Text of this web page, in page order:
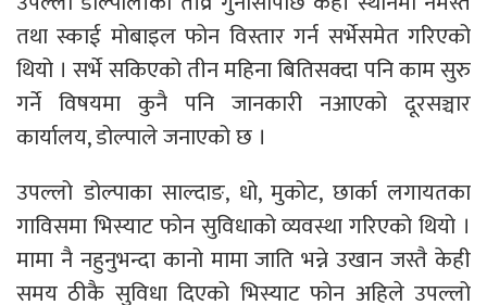
तथा स्काई मोबाइल फोन विस्तार गर्न सर्भेसमेत गरिएको
थियो । सर्भे सकिएको तीन महिना बितिसक्दा पनि काम सुरु
गर्ने विषयमा कुनै पनि जानकारी नआएको दूरसञ्चार
कार्यालय, डोल्पाले जनाएको छ ।
उपल्लो डोल्पाका साल्दाङ, धो, मुकोट, छार्का लगायतका
गाविसमा भिस्याट फोन सुविधाको व्यवस्था गरिएको थियो ।
मामा नै नहुनुभन्दा कानो मामा जाति भन्ने उखान जस्तै केही
समय ठीकै सुविधा दिएको भिस्याट फोन अहिले उपल्लो